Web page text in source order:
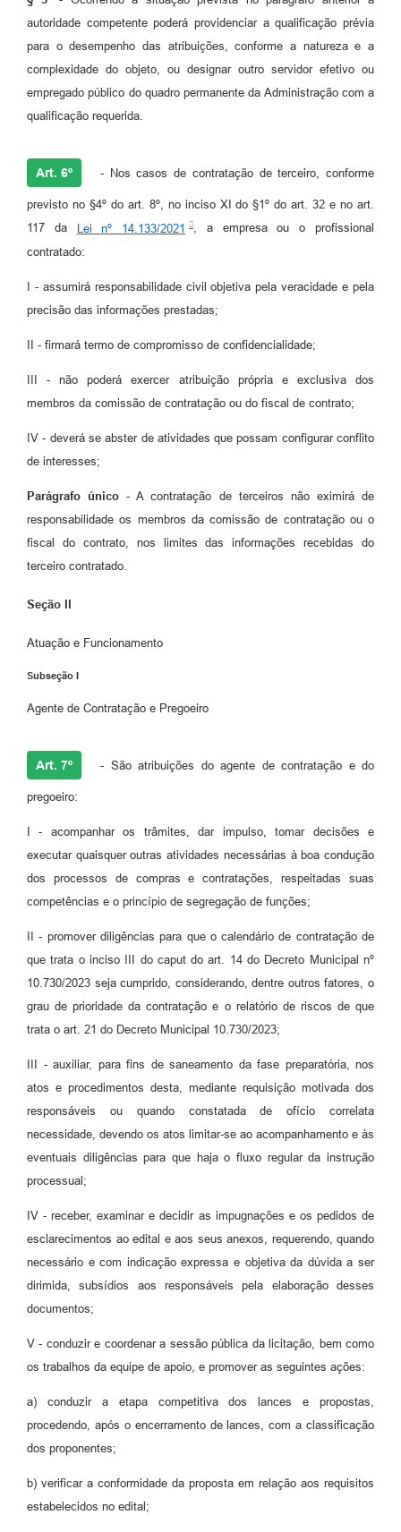
autoridade competente poderá providenciar a qualificação prévia
para o desempenho das atribuições, conforme a natureza e a
complexidade do objeto, ou designar outro servidor efetivo ou
empregado público do quadro permanente da Administração com a
qualificação requerida.
Art. 6º - Nos casos de contratação de terceiro, conforme
previsto no §4º do art. 8º, no inciso XI do §1º do art. 32 e no art.
117 da Lei nº 14.133/2021
, a empresa ou o profissional
contratado:
I - assumirá responsabilidade civil objetiva pela veracidade e pela
precisão das informações prestadas;
II - firmará termo de compromisso de confidencialidade;
III - não poderá exercer atribuição própria e exclusiva dos
membros da comissão de contratação ou do fiscal de contrato;
IV - deverá se abster de atividades que possam configurar conflito
de interesses;
Parágrafo único - A contratação de terceiros não eximirá de
responsabilidade os membros da comissão de contratação ou o
fiscal do contrato, nos limites das informações recebidas do
terceiro contratado.
Seção II
Atuação e Funcionamento
Subseção I
Agente de Contratação e Pregoeiro
Art. 7º - São atribuições do agente de contratação e do
pregoeiro:
I - acompanhar os trâmites, dar impulso, tomar decisões e
executar quaisquer outras atividades necessárias à boa condução
dos processos de compras e contratações, respeitadas suas
competências e o princípio de segregação de funções;
II - promover diligências para que o calendário de contratação de
que trata o inciso III do caput do art. 14 do Decreto Municipal nº
10.730/2023 seja cumprido, considerando, dentre outros fatores, o
grau de prioridade da contratação e o relatório de riscos de que
trata o art. 21 do Decreto Municipal 10.730/2023;
III - auxiliar, para fins de saneamento da fase preparatória, nos
atos e procedimentos desta, mediante requisição motivada dos
responsáveis ou quando constatada de ofício correlata
necessidade, devendo os atos limitar-se ao acompanhamento e às
eventuais diligências para que haja o fluxo regular da instrução
processual;
IV - receber, examinar e decidir as impugnações e os pedidos de
esclarecimentos ao edital e aos seus anexos, requerendo, quando
necessário e com indicação expressa e objetiva da dúvida a ser
dirimida, subsídios aos responsáveis pela elaboração desses
documentos;
V - conduzir e coordenar a sessão pública da licitação, bem como
os trabalhos da equipe de apoio, e promover as seguintes ações:
a) conduzir a etapa competitiva dos lances e propostas,
procedendo, após o encerramento de lances, com a classificação
dos proponentes;
b) verificar a conformidade da proposta em relação aos requisitos
estabelecidos no edital;